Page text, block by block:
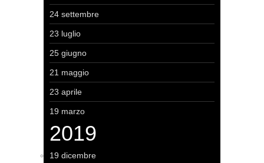
24 settembre
23 luglio
25 giugno
21 maggio
23 aprile
19 marzo
2019
19 dicembre